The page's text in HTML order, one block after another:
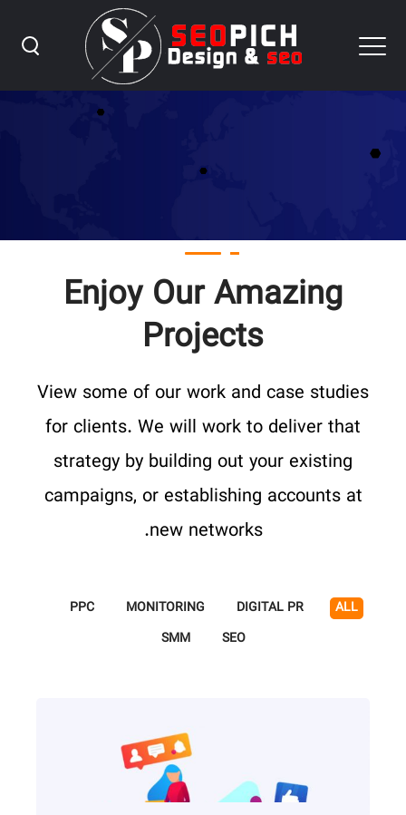
Portfolio Grid ۴ Columns
Enjoy Our Amazing
Projects
View some of our work and case studies
for clients. We will work to deliver that
strategy by building out your existing
campaigns, or establishing accounts at
new networks.
ALL
DIGITAL PR
MONITORING
PPC
SEO
SMM